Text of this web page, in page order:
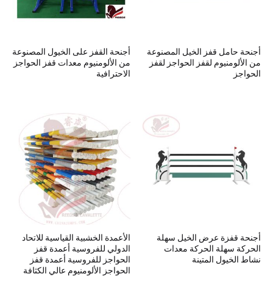
أجنحة حامل قفز الخيل المصنوعة
من الألومنيوم لقفز الحواجز لقفز
الحواجز
أجنحة القفز على الخيول المصنوعة
من الألومنيوم معدات قفز الحواجز
الاحترافية
أجنحة قفزة عرض الخيل سهلة
الحركة سهلة الحركة معدات
نشاط الخيول المتينة
الأعمدة الخشبية القياسية للاتحاد
الدولي للفروسية أعمدة قفز
الحواجز للفروسية أعمدة قفز
الحواجز الألومنيوم عالي الكثافة